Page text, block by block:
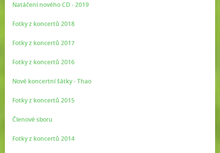
Natáčení nového CD - 2019
Fotky z koncertů 2018
Fotky z koncertů 2017
Fotky z koncertů 2016
Nové koncertní šátky - Thao
Fotky z koncertů 2015
Členové sboru
Fotky z koncertů 2014